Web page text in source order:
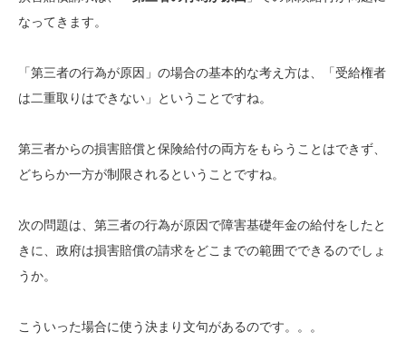
なってきます。
「第三者の行為が原因」の場合の基本的な考え方は、「受給権者
は二重取りはできない」ということですね。
第三者からの損害賠償と保険給付の両方をもらうことはできず、
どちらか一方が制限されるということですね。
次の問題は、第三者の行為が原因で障害基礎年金の給付をしたと
きに、政府は損害賠償の請求をどこまでの範囲でできるのでしょ
うか。
こういった場合に使う決まり文句があるのです。。。